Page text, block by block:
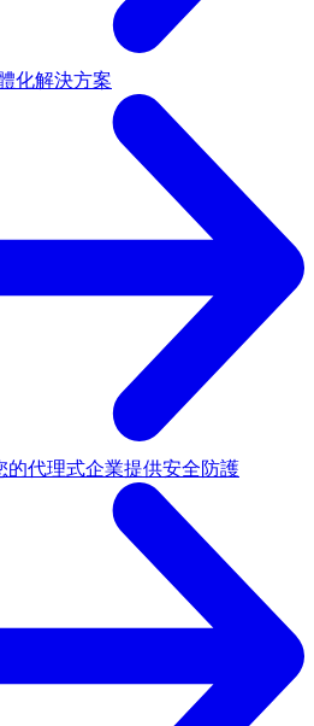
化解決方案
的代理式企業提供安全防護